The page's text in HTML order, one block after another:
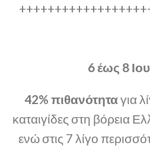
6 έως 8
42% πιθανότηταγια
καταιγίδες στη βόρεια
ενώ στις 7 λίγο